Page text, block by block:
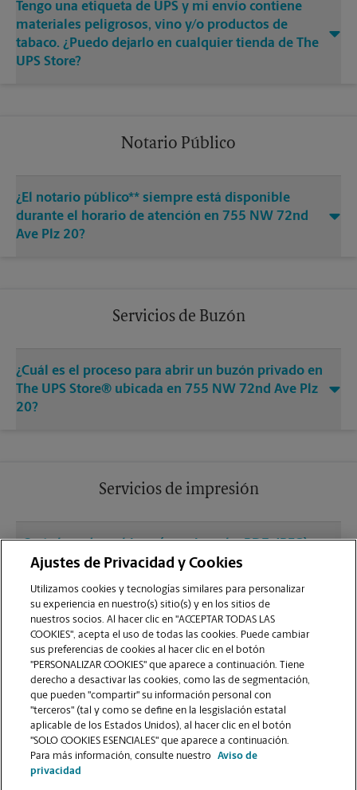
Tengo una etiqueta de UPS y mi envío contiene
materiales peligrosos, vino y/o productos de
tabaco. ¿Puedo dejarlo en cualquier tienda de The
UPS Store?
Notario Público
¿El notario público** siempre está disponible
durante el horario de atención en 755 NW 72nd
Ave Plz 20?
Servicios de Buzón
¿Cuál es el proceso para abrir un buzón privado en
The UPS Store® ubicada en 755 NW 72nd Ave Plz
20?
Servicios de impresión
¿Qué clase de archivos (por ejemplo, PDF, JPEG)
debo usar para enviar a imprimir documentos en
¿Puedo terminar un trabajo de impresión
(laminado, encuadernado o engrapado) en la
sucursal ubicada en 755 NW 72nd Ave Plz 20?
¿La sucursal de Miami ofrece servicios de
impresión de gran formato como pancartas,
carteles o planos?
Ajustes de Privacidad y Cookies
Utilizamos cookies y tecnologías similares para personalizar
su experiencia en nuestro(s) sitio(s) y en los sitios de
nuestros socios. Al hacer clic en "ACCEPTAR TODAS LAS
COOKIES", acepta el uso de todas las cookies. Puede cambiar
sus preferencias de cookies al hacer clic en el botón
"PERSONALIZAR COOKIES" que aparece a continuación. Tiene
derecho a desactivar las cookies, como las de segmentación,
que pueden "compartir" su información personal con
"terceros" (tal y como se define en la lesgislación estatal
aplicable de los Estados Unidos), al hacer clic en el botón
"SOLO COOKIES ESENCIALES" que aparece a continuación.
Para más información, consulte nuestro
Aviso de
privacidad